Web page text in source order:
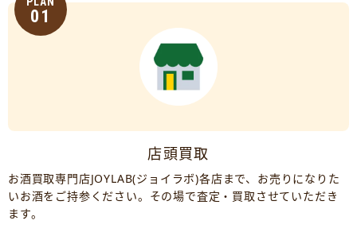
01
店頭買取
お酒買取専門店JOYLAB(ジョイラボ)各店まで、お売りになりた
いお酒をご持参ください。その場で査定・買取させていただき
ます。